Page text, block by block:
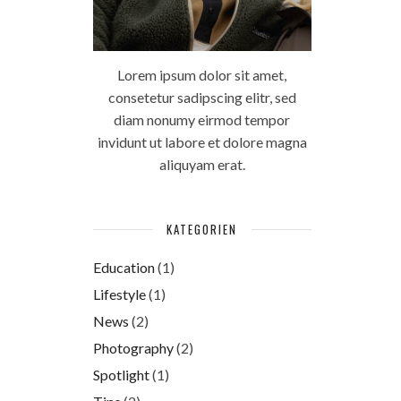
Lorem ipsum dolor sit amet,
consetetur sadipscing elitr, sed
diam nonumy eirmod tempor
invidunt ut labore et dolore magna
aliquyam erat.
KATEGORIEN
Education(1)
Lifestyle(1)
News (2)
Photography(2)
Spotlight(1)